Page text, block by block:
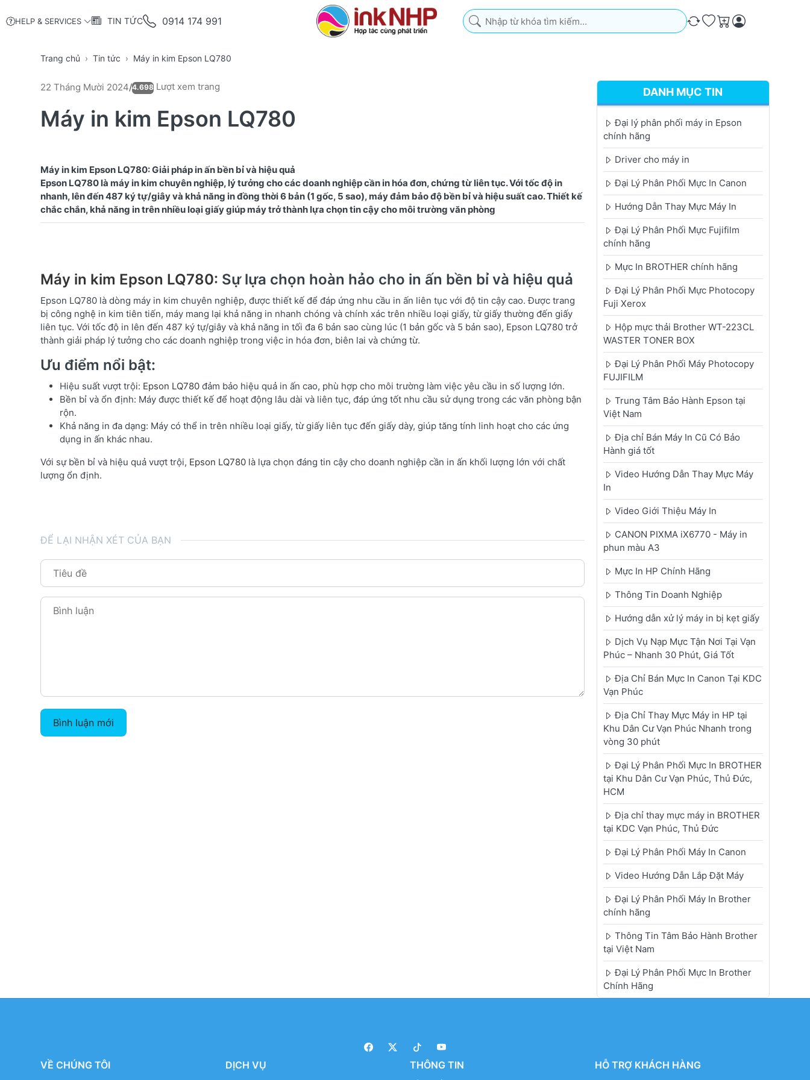
HELP & SERVICES TIN TỨC 0914 174 991
Nhập từ khóa tìm kiếm. Kết quả sẽ tự động xuất hiện khi bạn nhập. Nhấn phím
So sánh
Ưa thích
Giỏ hàng
Trang chủ Tin tức Máy in kim Epson LQ780
22 Tháng Mười 2024/4.698 Lượt xem trang
Máy in kim Epson LQ780
Máy in kim Epson LQ780: Giải pháp in ấn bền bỉ và hiệu quả
Epson LQ780 là máy in kim chuyên nghiệp, lý tưởng cho các doanh nghiệp cần in hóa đơn, chứng từ liên tục. Với tốc độ in
nhanh, lên đến 487 ký tự/giây và khả năng in đồng thời 6 bản (1 gốc, 5 sao), máy đảm bảo độ bền bỉ và hiệu suất cao. Thiết kế
Máy in kim Epson LQ780: Sự lựa chọn hoàn hảo cho in ấn bền bỉ và hiệu quả
Epson LQ780 là dòng máy in kim chuyên nghiệp, được thiết kế để đáp ứng nhu cầu in ấn liên tục với độ tin cậy cao. Được trang
bị công nghệ in kim tiên tiến, máy mang lại khả năng in nhanh chóng và chính xác trên nhiều loại giấy, từ giấy thường đến giấy
liên tục. Với tốc độ in lên đến 487 ký tự/giây và khả năng in tối đa 6 bản sao cùng lúc (1 bản gốc và 5 bản sao), Epson LQ780 trở
thành giải pháp lý tưởng cho các doanh nghiệp trong việc in hóa đơn, biên lai và chứng từ.
Ưu điểm nổi bật:
Hiệu suất vượt trội: Epson LQ780 đảm bảo hiệu quả in ấn cao, phù hợp cho môi trường làm việc yêu cầu in số lượng lớn.
Bền bỉ và ổn định: Máy được thiết kế để hoạt động lâu dài và liên tục, đáp ứng tốt nhu cầu sử dụng trong các văn phòng bận
rộn.
Khả năng in đa dạng: Máy có thể in trên nhiều loại giấy, từ giấy liên tục đến giấy dày, giúp tăng tính linh hoạt cho các ứng
dụng in ấn khác nhau.
Với sự bền bỉ và hiệu quả vượt trội, Epson LQ780 là lựa chọn đáng tin cậy cho doanh nghiệp cần in ấn khối lượng lớn với chất
lượng ổn định.
ĐỂ LẠI NHẬN XÉT CỦA BẠN
Bình luận mới
DANH MỤC TIN
Đại lý phân phối máy in Epson
chính hãng
Driver cho máy in
Đại Lý Phân Phối Mực In Canon
Hướng Dẫn Thay Mực Máy In
Đại Lý Phân Phối Mực Fujifilm
chính hãng
Mực In BROTHER chính hãng
Đại Lý Phân Phối Mực Photocopy
Fuji Xerox
Hộp mực thải Brother WT-223CL
WASTER TONER BOX
Đại Lý Phân Phối Máy Photocopy
FUJIFILM
Trung Tâm Bảo Hành Epson tại
Việt Nam
Địa chỉ Bán Máy In Cũ Có Bảo
Hành giá tốt
Video Hướng Dẫn Thay Mực Máy
In
Video Giới Thiệu Máy In
CANON PIXMA iX6770 - Máy in
phun màu A3
Mực In HP Chính Hãng
Thông Tin Doanh Nghiệp
Hướng dẫn xử lý máy in bị kẹt giấy
Dịch Vụ Nạp Mực Tận Nơi Tại Vạn
Phúc – Nhanh 30 Phút, Giá Tốt
Địa Chỉ Bán Mực In Canon Tại KDC
Vạn Phúc
Địa Chỉ Thay Mực Máy in HP tại
Khu Dân Cư Vạn Phúc Nhanh trong
vòng 30 phút
Đại Lý Phân Phối Mực In BROTHER
tại Khu Dân Cư Vạn Phúc, Thủ Đức,
HCM
Địa chỉ thay mực máy in BROTHER
tại KDC Vạn Phúc, Thủ Đức
Đại Lý Phân Phối Máy In Canon
Video Hướng Dẫn Lắp Đặt Máy
Đại Lý Phân Phối Máy In Brother
chính hãng
Thông Tin Tâm Bảo Hành Brother
tại Việt Nam
Đại Lý Phân Phối Mực In Brother
Chính Hãng
VỀ CHÚNG TÔI DỊCH VỤ THÔNG TIN HỖ TRỢ KHÁCH HÀNG